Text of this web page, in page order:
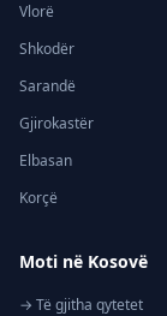
Vlorë
Shkodër
Sarandë
Gjirokastër
Elbasan
Korçë
Moti në Kosovë
→ Të gjitha qytetet